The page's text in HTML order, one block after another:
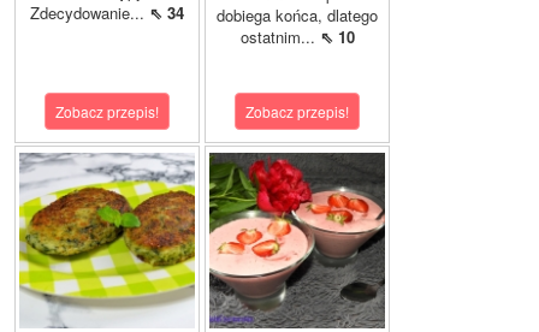
Zdecydowanie... ⇖ 34
Zobacz przepis!
dobiega końca, dlatego
ostatnim... ⇖ 10
Zobacz przepis!